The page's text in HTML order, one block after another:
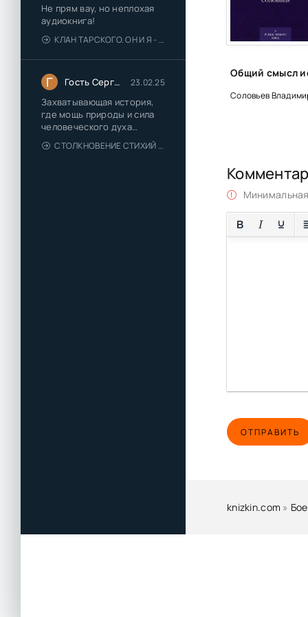
Не прям вау, но неплохая
аудиокнига!
КЛАН ТАРСКОГО. ОН И Я - ЕЛЕНА ТОДОРОВА (1)
Г Гость Сергей 23.02.25
Захватывающая история,
где мощь природы и сила
человеческого духа
сплетаются в напряжённый
и
СТОЛКНОВЕНИЕ СТИХИЙ - ВАЛЕРИЙ ГУМИНСКИЙ
Соловьев
ОТПРАВИТЬ
knizkin.com »